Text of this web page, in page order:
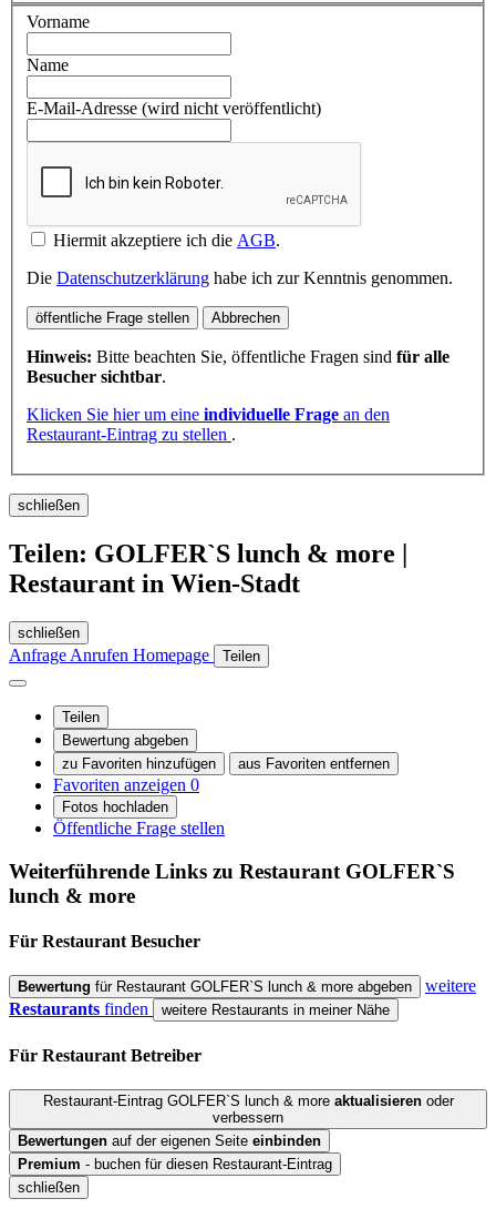
Vorname
Name
E-Mail-Adresse (wird nicht veröffentlicht)
Hiermit akzeptiere ich die AGB.
Die Datenschutzerklärung habe ich zur Kenntnis genommen.
öffentliche Frage stellen Abbrechen
Hinweis: Bitte beachten Sie, öffentliche Fragen sind für alle
Besucher sichtbar.
Klicken Sie hier um eine individuelle Frage an den
Restaurant-Eintrag zu stellen .
schließen
Teilen: GOLFER`S lunch & more |
Restaurant in Wien-Stadt
schließen
Anfrage Anrufen Homepage Teilen
Teilen
Bewertung abgeben
zu Favoriten hinzufügen
aus Favoriten entfernen
Favoriten anzeigen 0
Fotos hochladen
Öffentliche Frage stellen
Weiterführende Links zu Restaurant GOLFER`S
lunch & more
Für Restaurant Besucher
Bewertung für Restaurant GOLFER`S lunch & more abgeben
weitere
Restaurants finden weitere Restaurants in meiner Nähe
Für Restaurant Betreiber
Restaurant-Eintrag GOLFER`S lunch & more aktualisierenoder
verbessern
Bewertungen auf der eigenen Seite einbinden
Premium - buchen für diesen Restaurant-Eintrag
schließen